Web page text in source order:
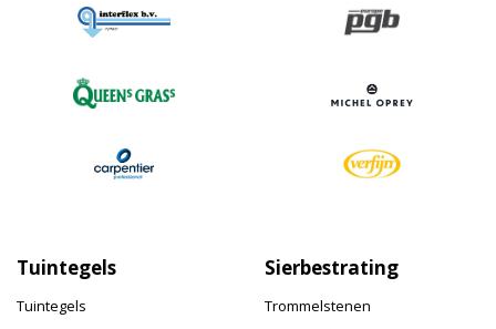
Tuintegels
Tuintegels
Sierbestrating
Trommelstenen